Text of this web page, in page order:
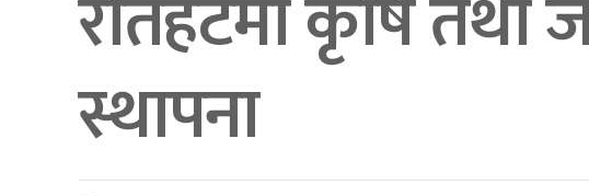
रौतहटमा कृषि तथा
स्थापना